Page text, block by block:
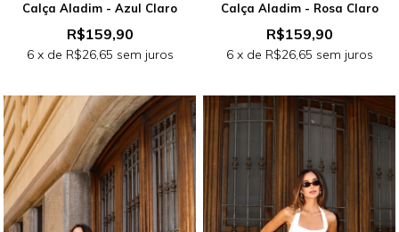
Calça Aladim - Azul Claro
R$159,90
6x de R$26,65 sem juros
Calça Aladim - Rosa Claro
R$159,90
6x de R$26,65 sem juros